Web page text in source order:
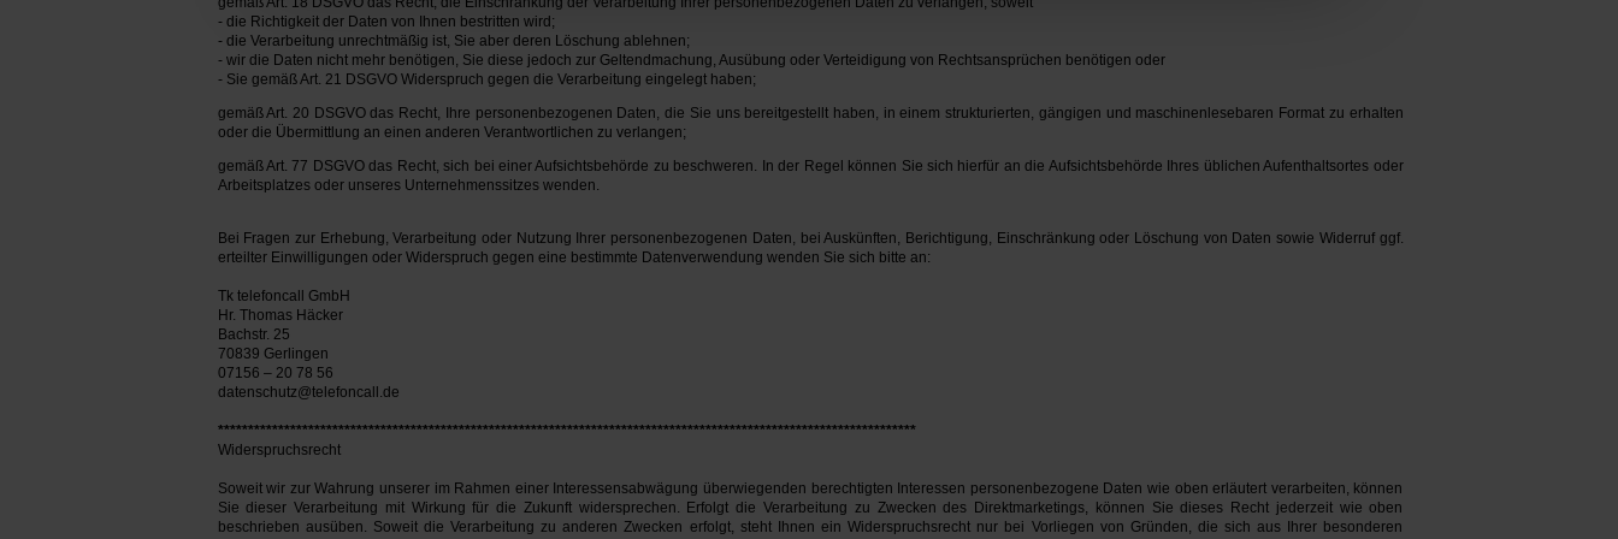
- die Richtigkeit der Daten von Ihnen bestritten wird;
- die Verarbeitung unrechtmäßig ist, Sie aber deren Löschung ablehnen;
- wir die Daten nicht mehr benötigen, Sie diese jedoch zur Geltendmachung, Ausübung oder Verteidigung von Rechtsansprüchen benötigen oder
- Sie gemäß Art. 21 DSGVO Widerspruch gegen die Verarbeitung eingelegt haben;
gemäß Art. 20 DSGVO das Recht, Ihre personenbezogenen Daten, die Sie uns bereitgestellt haben, in einem strukturierten, gängigen und maschinenlesebaren Format zu erhalten
oder die Übermittlung an einen anderen Verantwortlichen zu verlangen;
gemäß Art. 77 DSGVO das Recht, sich bei einer Aufsichtsbehörde zu beschweren. In der Regel können Sie sich hierfür an die Aufsichtsbehörde Ihres üblichen Aufenthaltsortes oder
Arbeitsplatzes oder unseres Unternehmenssitzes wenden.
Bei Fragen zur Erhebung, Verarbeitung oder Nutzung Ihrer personenbezogenen Daten, bei Auskünften, Berichtigung, Einschränkung oder Löschung von Daten sowie Widerruf ggf.
erteilter Einwilligungen oder Widerspruch gegen eine bestimmte Datenverwendung wenden Sie sich bitte an:
Tk telefoncall GmbH
Hr. Thomas Häcker
Bachstr. 25
70839 Gerlingen
07156 – 20 78 56
datenschutz@telefoncall.de
********************************************************************************************************************
Widerspruchsrecht
Soweit wir zur Wahrung unserer im Rahmen einer Interessensabwägung überwiegenden berechtigten Interessen personenbezogene Daten wie oben erläutert verarbeiten, können
Sie dieser Verarbeitung mit Wirkung für die Zukunft widersprechen. Erfolgt die Verarbeitung zu Zwecken des Direktmarketings, können Sie dieses Recht jederzeit wie oben
beschrieben ausüben. Soweit die Verarbeitung zu anderen Zwecken erfolgt, steht Ihnen ein Widerspruchsrecht nur bei Vorliegen von Gründen, die sich aus Ihrer besonderen